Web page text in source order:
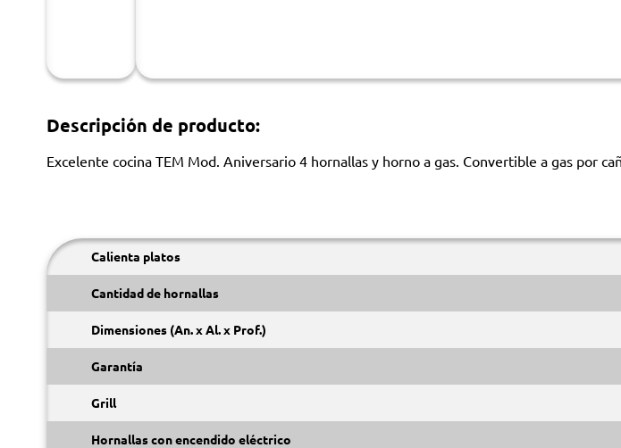
Descripción de producto:
Excelente cocina TEM Mod. Aniversario 4 hornallas y horno a gas. Convertible a gas por
Calienta platos
Cantidad de hornallas
Dimensiones (An. x Al. x Prof.)
Garantía
Grill
Hornallas con encendido eléctrico